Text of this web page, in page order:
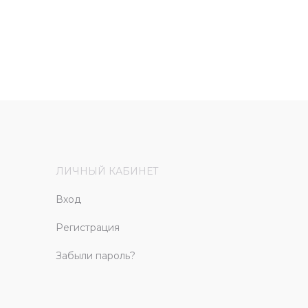
ЛИЧНЫЙ КАБИНЕТ
Вход
Регистрация
Забыли пароль?